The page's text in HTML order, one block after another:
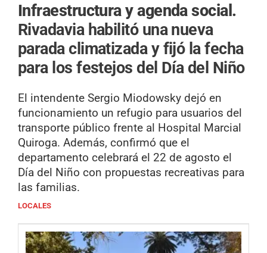
Infraestructura y agenda social.
Rivadavia habilitó una nueva
parada climatizada y fijó la fecha
para los festejos del Día del Niño
El intendente Sergio Miodowsky dejó en
funcionamiento un refugio para usuarios del
transporte público frente al Hospital Marcial
Quiroga. Además, confirmó que el
departamento celebrará el 22 de agosto el
Día del Niño con propuestas recreativas para
las familias.
LOCALES